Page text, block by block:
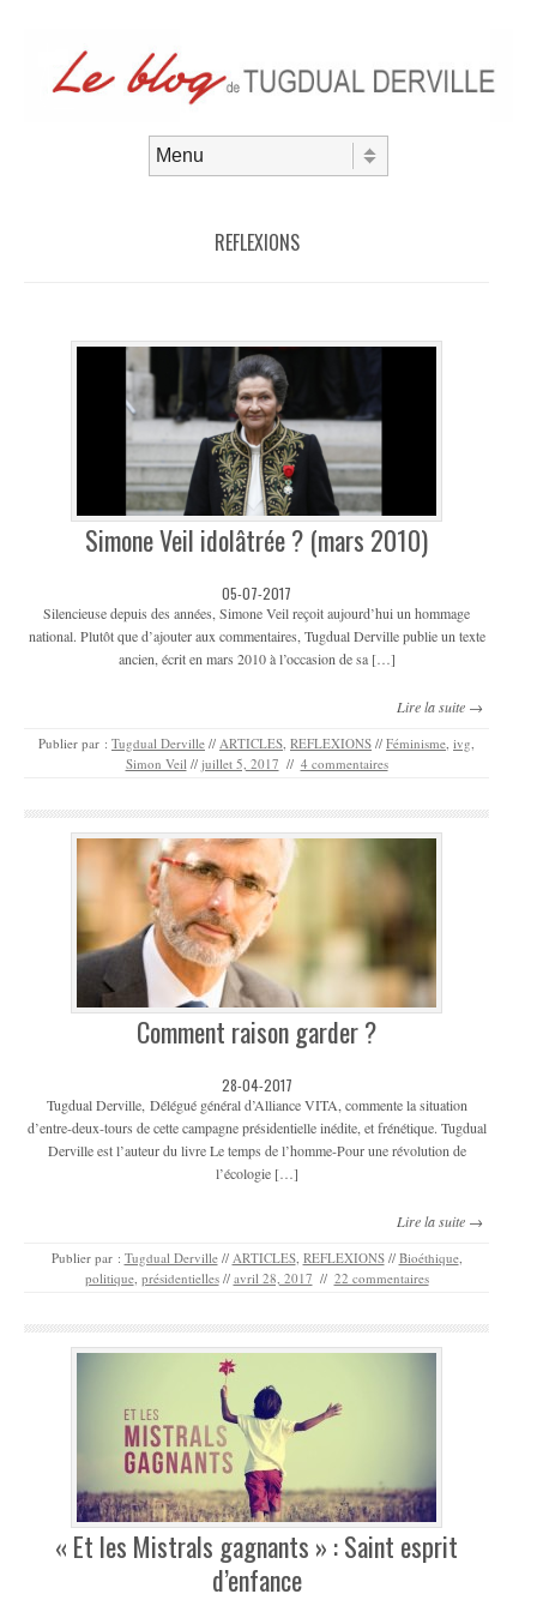
REFLEXIONS
Simone Veil idolâtrée ? (mars 2010)
05-07-2017
Silencieuse depuis des années, Simone Veil reçoit aujourd’hui un hommage
national. Plutôt que d’ajouter aux commentaires, Tugdual Derville publie un texte
ancien, écrit en mars 2010 à l’occasion de sa […]
Lire la suite →
Publier par : Tugdual Derville // ARTICLES REFLEXIONS // Féminisme ivg
Simon Veil // juillet 5, 2017 // 4 commentaires
Comment raison garder ?
28-04-2017
Tugdual Derville, Délégué général d’Alliance VITA, commente la situation
d’entre-deux-tours de cette campagne présidentielle inédite, et frénétique. Tugdual
Derville est l’auteur du livre Le temps de l’homme-Pour une révolution de
l’écologie […]
Lire la suite →
Publier par : Tugdual Derville // ARTICLES, REFLEXIONS // Bioéthique,
politique, présidentielles // avril 28, 2017 // 22 commentaires
« Et les Mistrals gagnants » : Saint esprit
d’enfance